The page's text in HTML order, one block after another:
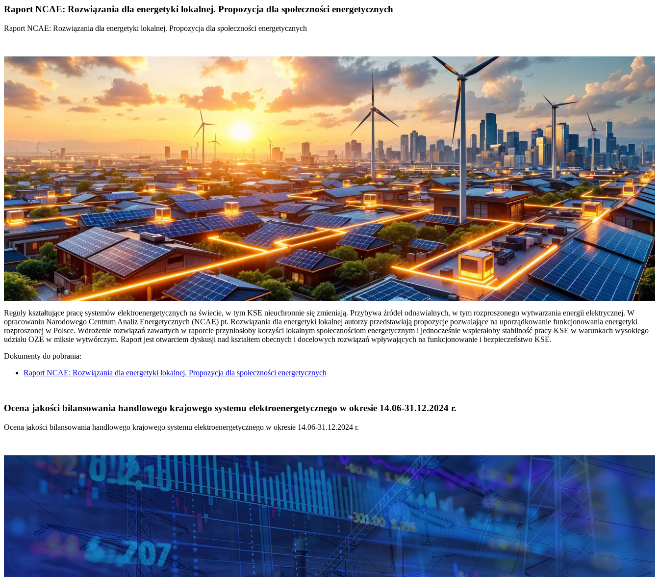
Raport NCAE: Rozwiązania dla energetyki lokalnej. Propozycja dla społeczności energetycznych
Raport NCAE: Rozwiązania dla energetyki lokalnej. Propozycja dla społeczności energetycznych
Reguły kształtujące pracę systemów elektroenergetycznych na świecie, w tym KSE nieuchronnie się zmieniają. Przybywa źródeł odnawialnych, w tym rozproszonego wytwarzania energii elektrycznej. W
opracowaniu Narodowego Centrum Analiz Energetycznych (NCAE) pt. Rozwiązania dla energetyki lokalnej autorzy przedstawiają propozycje pozwalające na uporządkowanie funkcjonowania energetyki
rozproszonej w Polsce. Wdrożenie rozwiązań zawartych w raporcie przyniosłoby korzyści lokalnym społecznościom energetycznym i jednocześnie wspierałoby stabilność pracy KSE w warunkach wysokiego
udziału OZE w miksie wytwórczym. Raport jest otwarciem dyskusji nad kształtem obecnych i docelowych rozwiązań wpływających na funkcjonowanie i bezpieczeństwo KSE.
Dokumenty do pobrania:
Raport NCAE: Rozwiązania dla energetyki lokalnej. Propozycja dla społeczności energetycznych
Ocena jakości bilansowania handlowego krajowego systemu elektroenergetycznego w okresie 14.06-31.12.2024 r.
Ocena jakości bilansowania handlowego krajowego systemu elektroenergetycznego w okresie 14.06-31.12.2024 r.